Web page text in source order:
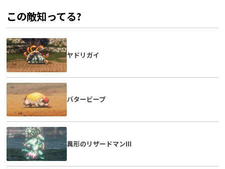
この敵知ってる?
ヤドリガイ
バタービープ
異形のリザードマンIII